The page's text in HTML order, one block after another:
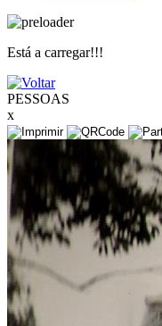
Está a carregar!!!
PESSOAS
x